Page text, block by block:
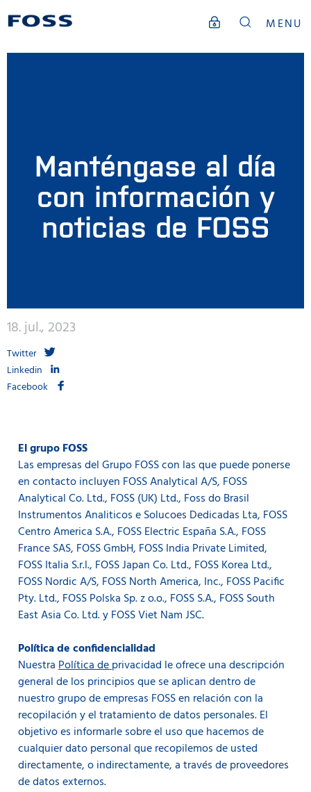
MENU
Manténgase al día
con información y
noticias de FOSS
18. jul., 2023
Twitter
Linkedin
Facebook
El grupo FOSS
Las empresas del Grupo FOSS con las que puede ponerse
en contacto incluyen FOSS Analytical A/S, FOSS
Analytical Co. Ltd., FOSS (UK) Ltd., Foss do Brasil
Instrumentos Analiticos e Solucoes Dedicadas Lta, FOSS
Centro America S.A., FOSS Electric España S.A., FOSS
France SAS, FOSS GmbH, FOSS India Private Limited,
FOSS Italia S.r.l., FOSS Japan Co. Ltd., FOSS Korea Ltd.,
FOSS Nordic A/S, FOSS North America, Inc., FOSS Pacific
Pty. Ltd., FOSS Polska Sp. z o.o., FOSS S.A., FOSS South
East Asia Co. Ltd. y FOSS Viet Nam JSC.
Política de confidencialidad
NuestraPolítica deprivacidad le ofrece una descripción
general de los principios que se aplican dentro de
nuestro grupo de empresas FOSS en relación con la
recopilación y el tratamiento de datos personales. El
objetivo es informarle sobre el uso que hacemos de
cualquier dato personal que recopilemos de usted
directamente, o indirectamente, a través de proveedores
de datos externos.